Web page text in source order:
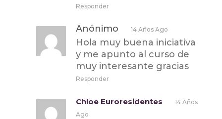
Responder
Anónimo 14 Años Ago
Hola muy buena iniciativa
y me apunto al curso de
muy interesante gracias
Responder
Chloe Euroresidentes
14 Años
Ago